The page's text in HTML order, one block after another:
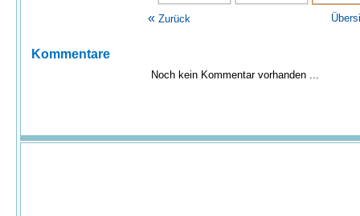
« Zurück
Kommentare
Noch kein Kommentar vorhanden ...